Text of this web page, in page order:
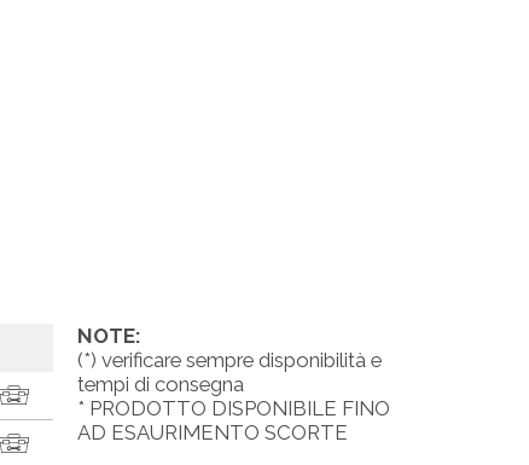
NOTE:
(*) verificare sempre disponibilità e
tempi di consegna
* PRODOTTO DISPONIBILE FINO
AD ESAURIMENTO SCORTE